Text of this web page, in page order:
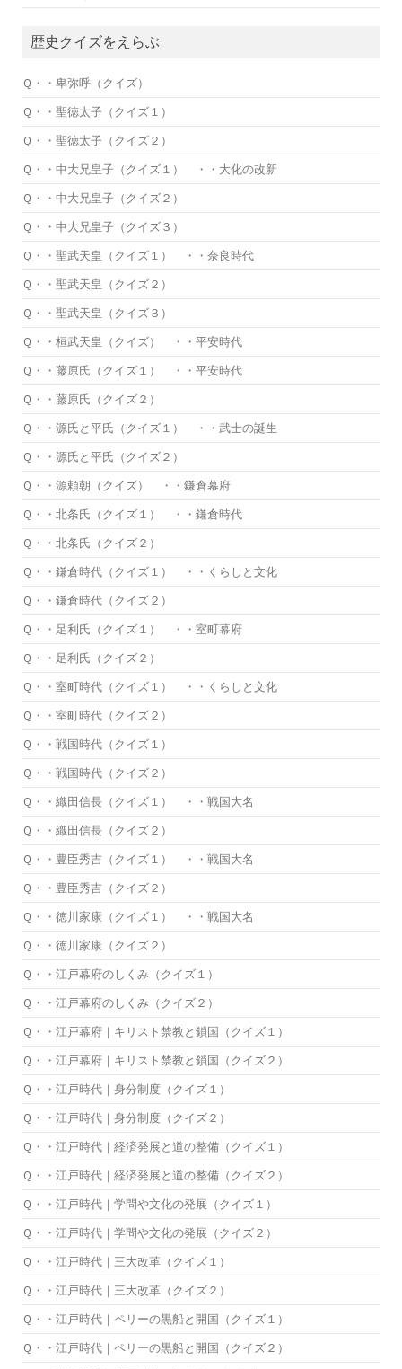
歴史クイズをえらぶ
Ｑ・・卑弥呼（クイズ）
Ｑ・・聖徳太子（クイズ１）
Ｑ・・聖徳太子（クイズ２）
Ｑ・・中大兄皇子（クイズ１） ・・大化の改新
Ｑ・・中大兄皇子（クイズ２）
Ｑ・・中大兄皇子（クイズ３）
Ｑ・・聖武天皇（クイズ１） ・・奈良時代
Ｑ・・聖武天皇（クイズ２）
Ｑ・・聖武天皇（クイズ３）
Ｑ・・桓武天皇（クイズ） ・・平安時代
Ｑ・・藤原氏（クイズ１） ・・平安時代
Ｑ・・藤原氏（クイズ２）
Ｑ・・源氏と平氏（クイズ１） ・・武士の誕生
Ｑ・・源氏と平氏（クイズ２）
Ｑ・・源頼朝（クイズ） ・・鎌倉幕府
Ｑ・・北条氏（クイズ１） ・・鎌倉時代
Ｑ・・北条氏（クイズ２）
Ｑ・・鎌倉時代（クイズ１） ・・くらしと文化
Ｑ・・鎌倉時代（クイズ２）
Ｑ・・足利氏（クイズ１） ・・室町幕府
Ｑ・・足利氏（クイズ２）
Ｑ・・室町時代（クイズ１） ・・くらしと文化
Ｑ・・室町時代（クイズ２）
Ｑ・・戦国時代（クイズ１）
Ｑ・・戦国時代（クイズ２）
Ｑ・・織田信長（クイズ１） ・・戦国大名
Ｑ・・織田信長（クイズ２）
Ｑ・・豊臣秀吉（クイズ１） ・・戦国大名
Ｑ・・豊臣秀吉（クイズ２）
Ｑ・・徳川家康（クイズ１） ・・戦国大名
Ｑ・・徳川家康（クイズ２）
Ｑ・・江戸幕府のしくみ（クイズ１）
Ｑ・・江戸幕府のしくみ（クイズ２）
Ｑ・・江戸幕府｜キリスト禁教と鎖国（クイズ１）
Ｑ・・江戸幕府｜キリスト禁教と鎖国（クイズ２）
Ｑ・・江戸時代｜身分制度（クイズ１）
Ｑ・・江戸時代｜身分制度（クイズ２）
Ｑ・・江戸時代｜経済発展と道の整備（クイズ１）
Ｑ・・江戸時代｜経済発展と道の整備（クイズ２）
Ｑ・・江戸時代｜学問や文化の発展（クイズ１）
Ｑ・・江戸時代｜学問や文化の発展（クイズ２）
Ｑ・・江戸時代｜三大改革（クイズ１）
Ｑ・・江戸時代｜三大改革（クイズ２）
Ｑ・・江戸時代｜ペリーの黒船と開国（クイズ１）
Ｑ・・江戸時代｜ペリーの黒船と開国（クイズ２）